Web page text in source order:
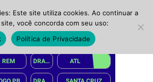
Este site utiliza cookies. Ao continuar a
você concorda com seu uso:
Política de Privacidade